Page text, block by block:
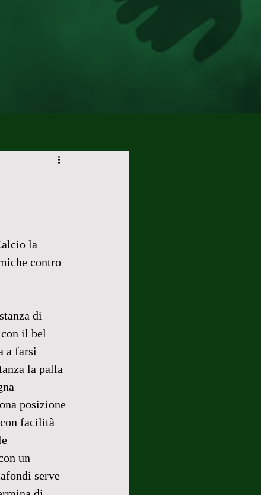
la
contro
di
il bel
a farsi
la palla
posizione
facilità
un
serve